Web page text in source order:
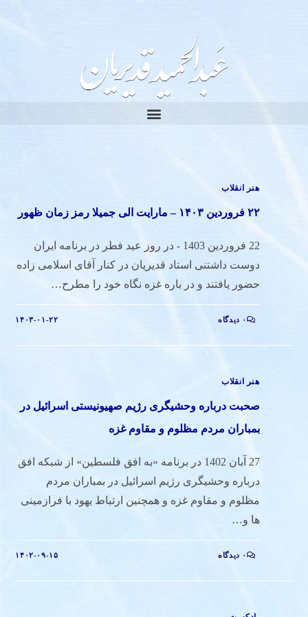
هنر انقلاب
۲۲ فروردین ۱۴۰۳ – مارایت الی جمیلا رمز زمان ظهور
22 فروردین 1403 - در روز عید فطر در برنامه ایران
دوست داشتنی استاد قدیریان در کنار آقای اسلامی زاده
حضور یافتند و در باره غزه نگاه خود را مطرح…
۰ دیدگاه ۱۴۰۳-۰۱-۲۲
هنر انقلاب
صحبت درباره وحشیگری رژیم صهیونیستی اسرائیل در
بمباران مردم مظلوم و مقاوم غزه
27 آبان 1402 در برنامه «به افق فلسطین» از شبکه افق
درباره وحشیگری رژیم اسرائیل در بمباران مردم
مظلوم و مقاوم غزه و همچنین ارتباط یهود با فرازمینی
ها و…
۰ دیدگاه ۱۴۰۲-۰۹-۱۵